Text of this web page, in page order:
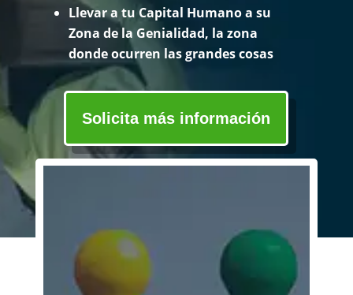
Llevar a tu Capital Humano a su
Zona de la Genialidad, la zona
donde ocurren las grandes cosas
Solicita más información